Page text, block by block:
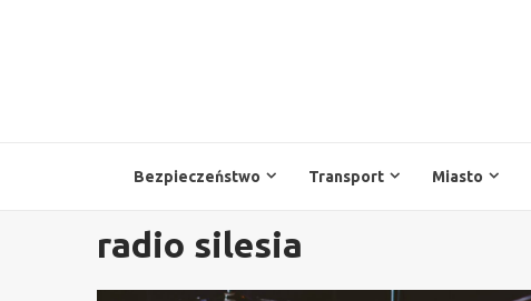
Bezpieczeństwo Transport Miasto
radio silesia